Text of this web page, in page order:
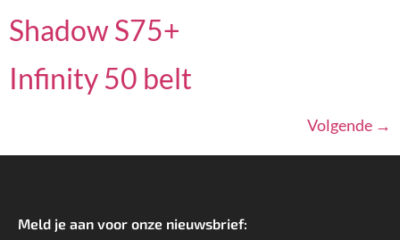
Shadow S75+
Infinity 50 belt
Volgende →
Meld je aan voor onze nieuwsbrief: